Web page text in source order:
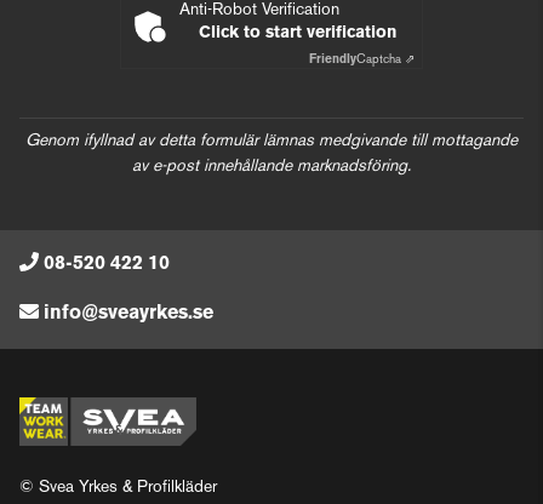
Anti-Robot Verification
Click to start verification
FriendlyCaptcha ⇗
Genom ifyllnad av detta formulär lämnas medgivande till mottagande
av e-post innehållande marknadsföring.
08-520 422 10
info@sveayrkes.se
© Svea Yrkes & Profilkläder